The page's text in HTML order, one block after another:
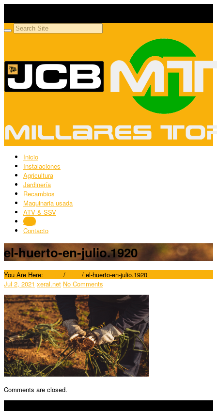
Inicio
Instalaciones
Agricultura
Jardinería
Recambios
Maquinaria usada
ATV & SSV
Blog
Contacto
el-huerto-en-julio.1920
You Are Here: / / el-huerto-en-julio.1920
Jul 2, 2021 xeral.net No Comments
Comments are closed.